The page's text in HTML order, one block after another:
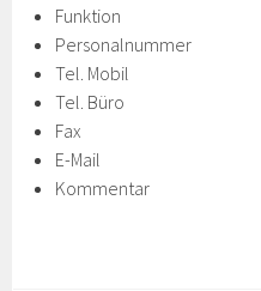
Funktion
Personalnummer
Tel. Mobil
Tel. Büro
Fax
E-Mail
Kommentar